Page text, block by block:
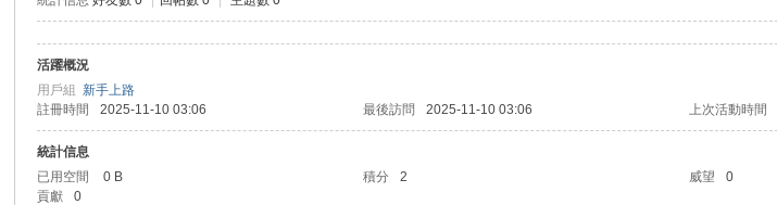
活躍概況
用戶組新手上路
註冊時間
2025-11-10 03:06 最後訪問 2025-11-10 03:06 上次活動時間
統計信息
已用空間
0 B 積分 2 威望 0
貢獻
0